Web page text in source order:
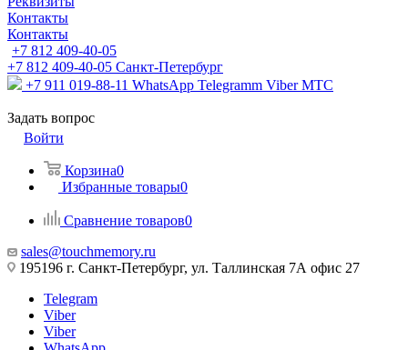
Контакты
Контакты
+7 812 409-40-05
+7 812 409-40-05 Санĸт-Петербург
+7 911 019-88-11 WhatsApp Telegramm Viber МТС
Задать вопрос
Войти
Корзина0
Избранные товары0
Сравнение товаров0
sales@touchmemory.ru
195196 г. Санкт-Петербург, ул. Таллинская 7А офис 27
Telegram
Viber
Viber